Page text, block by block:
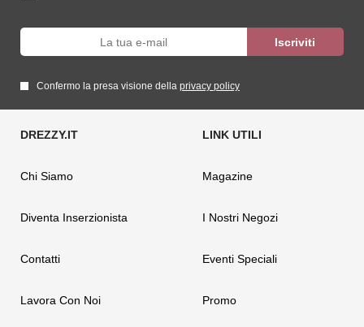
Confermo la presa visione della privacy policy
Chi Siamo
Diventa Inserzionista
Contatti
Lavora Con Noi
Magazine
I Nostri Negozi
Eventi Speciali
Promo